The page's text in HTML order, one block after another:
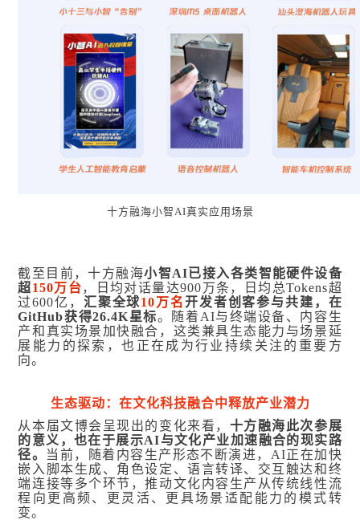
十方融海小智AI真实应用场景
截至目前，十方融海小智AI已接入各类智能硬件设备
超150万台，日均对话量达900万条，日均总Tokens超
过600亿， 汇聚全球10万名开发者创客参与共建，在
GitHub获得26.4K星标。随着AI与终端设备、内容生
产和真实场景加快融合，这类兼具生态能力与场景延
展能力的探索，也正在成为行业持续关注的重要方
向。
生态驱动：在文化科技融合中释放产业潜力
从本届文博会呈现出的变化来看， 十方融海此次参展
的意义，也在于展示AI与文化产业加速融合的现实路
径。 当前，随着内容生产形态不断演进，AI正在加快
嵌入脚本生成、角色设定、语言转译、交互触达和终
端连接等多个环节，推动文化内容生产从传统线性流
程向更高频、更灵活、更具场景适配能力的模式转
变。